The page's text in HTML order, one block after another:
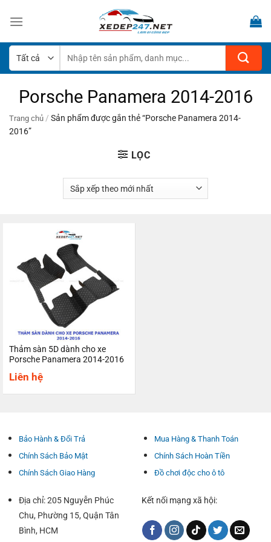
qua
dung
kiếm:
Porsche Panamera 2014-2016
Trang chủ / Sản phẩm được gắn thẻ “Porsche Panamera 2014-
2016”
LỌC
Thảm sàn 5D dành cho xe
Porsche Panamera 2014-2016
Liên hệ
Bảo Hành & Đổi Trả
Chính Sách Bảo Mật
Chính Sách Giao Hàng
Mua Hàng & Thanh Toán
Chính Sách Hoàn Tiền
Đồ chơi độc cho ô tô
Địa chỉ: 205 Nguyễn Phúc
Chu, Phường 15, Quận Tân
Bình, HCM
Kết nối mạng xã hội: